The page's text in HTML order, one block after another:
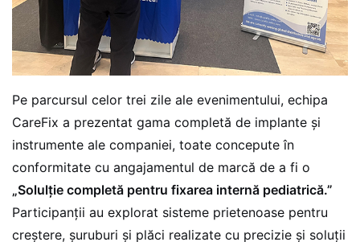
Pe parcursul celor trei zile ale evenimentului, echipa
CareFix a prezentat gama completă de implante și
instrumente ale companiei, toate concepute în
conformitate cu angajamentul de marcă de a fi o
„Solulție completă pentru fixarea internă pediatrică.”
Participanții au explorat sisteme prietenoase pentru
creștere, șuruburi și plăci realizate cu precizie și soluții